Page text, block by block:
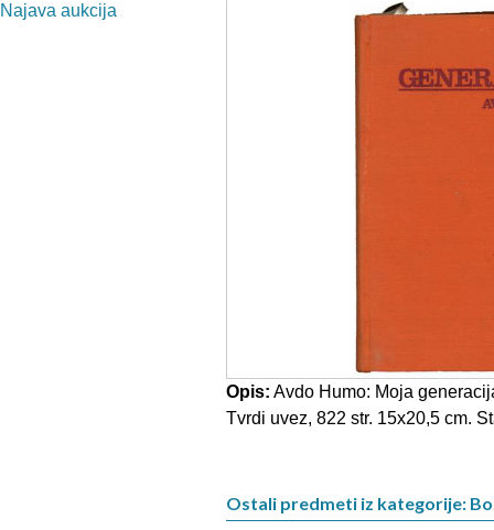
Najava aukcija
Opis: Avdo Humo: Moja
Tvrdi uvez, 822 str. 15x20,5 cm.
Ostali predmeti iz kategorije: